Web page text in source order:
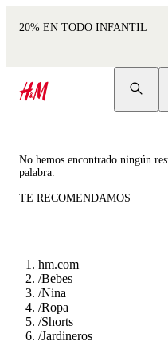
20% EN TODO INFANTIL
No hemos encontrado ningún
palabra.
TE RECOMENDAMOS
hm.com
/Bebes
/Nina
/Ropa
/Shorts
/Jardineros